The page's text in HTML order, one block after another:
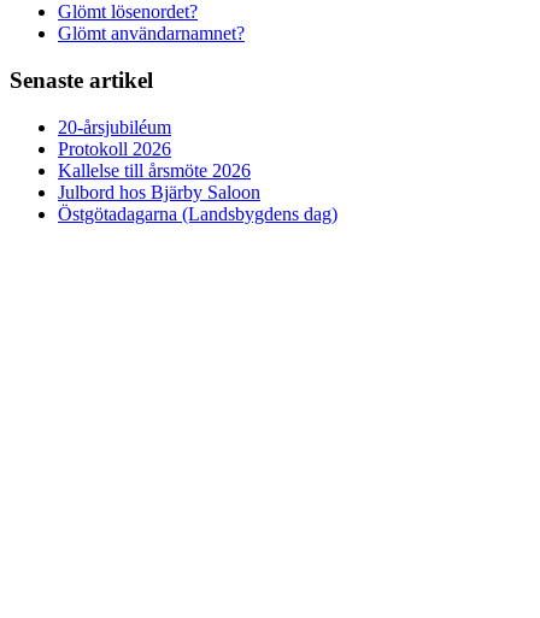
Glömt lösenordet?
Glömt användarnamnet?
Senaste artikel
20-årsjubiléum
Protokoll 2026
Kallelse till årsmöte 2026
Julbord hos Bjärby Saloon
Östgötadagarna (Landsbygdens dag)